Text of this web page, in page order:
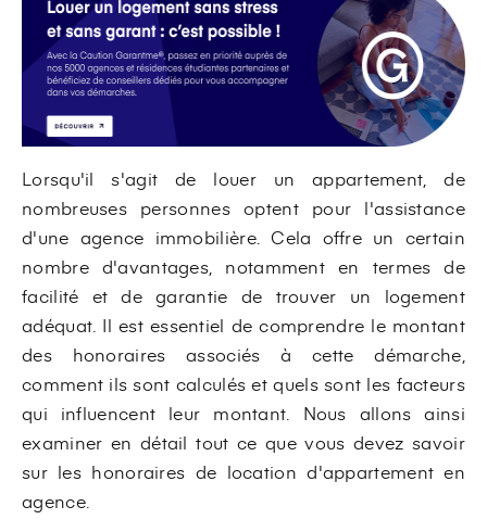
Lorsqu'il s'agit de louer un appartement, de
nombreuses personnes optent pour l'assistance
d'une agence immobilière. Cela offre un certain
nombre d'avantages, notamment en termes de
facilité et de garantie de trouver un logement
adéquat. Il est essentiel de comprendre le montant
des honoraires associés à cette démarche,
comment ils sont calculés et quels sont les facteurs
qui influencent leur montant. Nous allons ainsi
examiner en détail tout ce que vous devez savoir
sur les honoraires de location d'appartement en
agence.